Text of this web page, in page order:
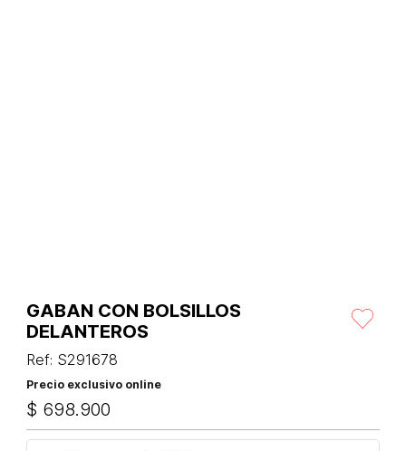
GABAN CON BOLSILLOS
DELANTEROS
Ref: S291678
Precio exclusivo online
$ 698.900